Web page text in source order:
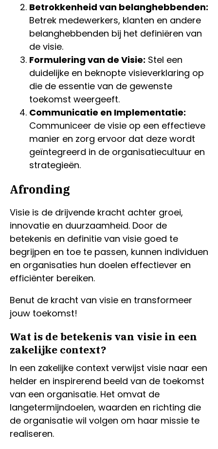
Betrokkenheid van belanghebbenden:
Betrek medewerkers, klanten en andere
belanghebbenden bij het definiëren van
de visie.
Formulering van de Visie: Stel een
duidelijke en beknopte visieverklaring op
die de essentie van de gewenste
toekomst weergeeft.
Communicatie en Implementatie:
Communiceer de visie op een effectieve
manier en zorg ervoor dat deze wordt
geïntegreerd in de organisatiecultuur en
strategieën.
Afronding
Visie is de drijvende kracht achter groei,
innovatie en duurzaamheid. Door de
betekenis en definitie van visie goed te
begrijpen en toe te passen, kunnen individuen
en organisaties hun doelen effectiever en
efficiënter bereiken.
Benut de kracht van visie en transformeer
jouw toekomst!
Wat is de betekenis van visie in een
zakelijke context?
In een zakelijke context verwijst visie naar een
helder en inspirerend beeld van de toekomst
van een organisatie. Het omvat de
langetermijndoelen, waarden en richting die
de organisatie wil volgen om haar missie te
realiseren.